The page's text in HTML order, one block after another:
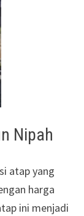
Nipah
atap yang
harga
ini menjadi